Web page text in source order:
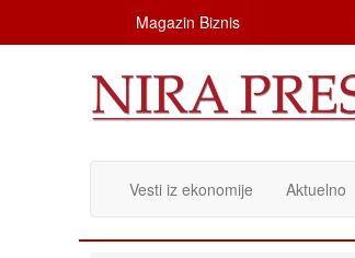
Magazin Biznis
Vesti iz ekonomije Aktuelno